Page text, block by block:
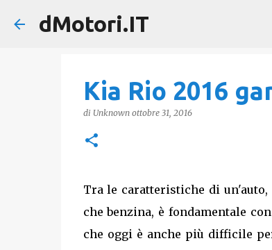
dMotori.IT
Kia Rio 2016
di Unknown ottobre 31, 2016
Tra le caratteristiche di
che benzina, è fondamentale
che oggi è anche più difficile